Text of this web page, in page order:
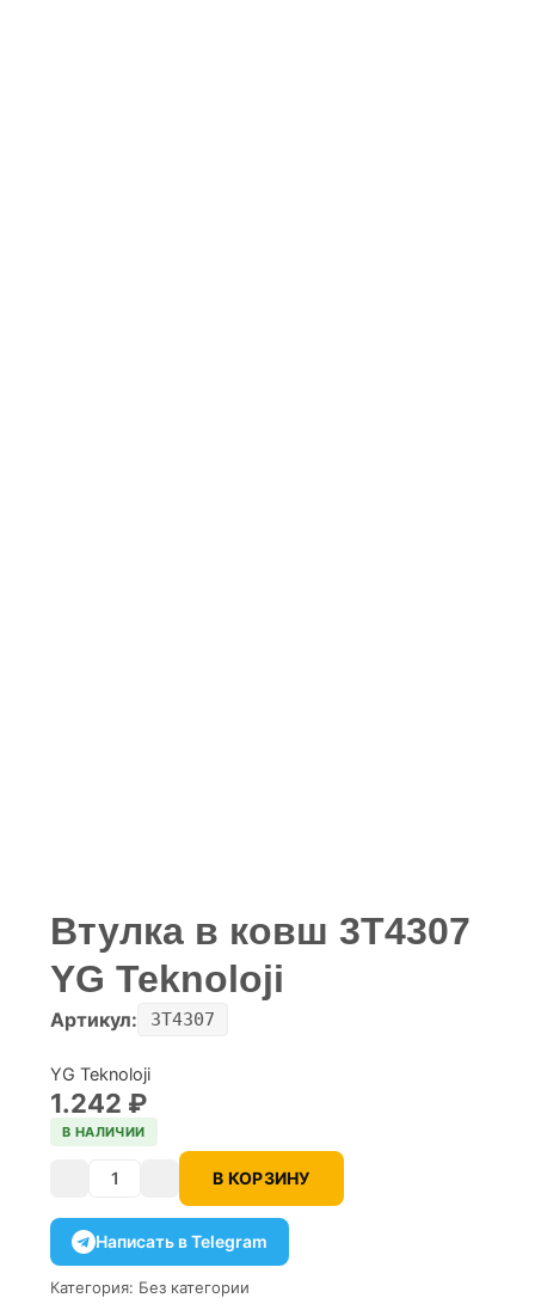
Втулка в ковш 3T4307
YG Teknoloji
Артикул: 3T4307
YG Teknoloji
1.242 ₽
В НАЛИЧИИ
Количество В КОРЗИНУ
Написать в Telegram
Категория: Без категории